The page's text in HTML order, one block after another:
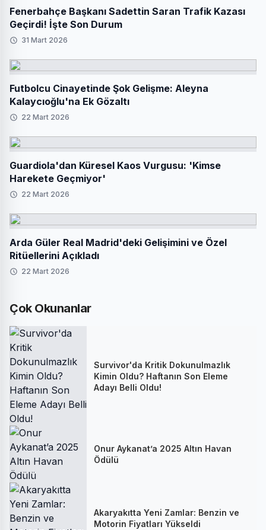
Fenerbahçe Başkanı Sadettin Saran Trafik Kazası
Geçirdi! İşte Son Durum
31 Mart 2026
Futbolcu Cinayetinde Şok Gelişme: Aleyna
Kalaycıoğlu'na Ek Gözaltı
22 Mart 2026
Guardiola'dan Küresel Kaos Vurgusu: 'Kimse
Harekete Geçmiyor'
22 Mart 2026
Arda Güler Real Madrid'deki Gelişimini ve Özel
Ritüellerini Açıkladı
22 Mart 2026
Çok Okunanlar
Survivor'da Kritik Dokunulmazlık
Kimin Oldu? Haftanın Son Eleme
Adayı Belli Oldu!
Onur Aykanat’a 2025 Altın Havan
Ödülü
Akaryakıtta Yeni Zamlar: Benzin ve
Motorin Fiyatları Yükseldi